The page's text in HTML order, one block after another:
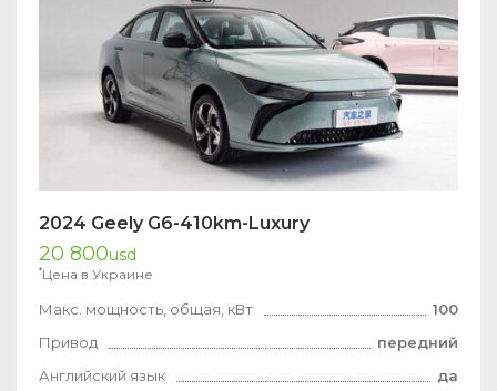
2024 Geely G6-410km-Luxury
20 800usd
*Цена в Украине
Макс. мощность, общая, кВт
100
Привод
передний
Английский язык
да